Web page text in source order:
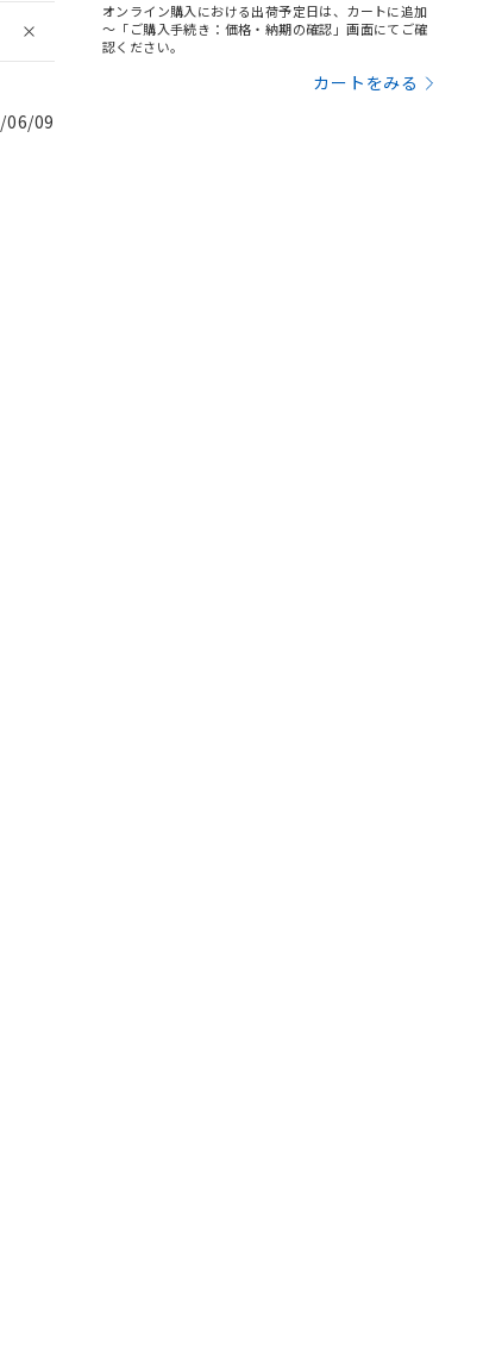
06/09
オンライン購入における出荷予定日は、カートに追加
～「ご購入手続き：価格・納期の確認」画面にてご確
認ください。
カートをみる